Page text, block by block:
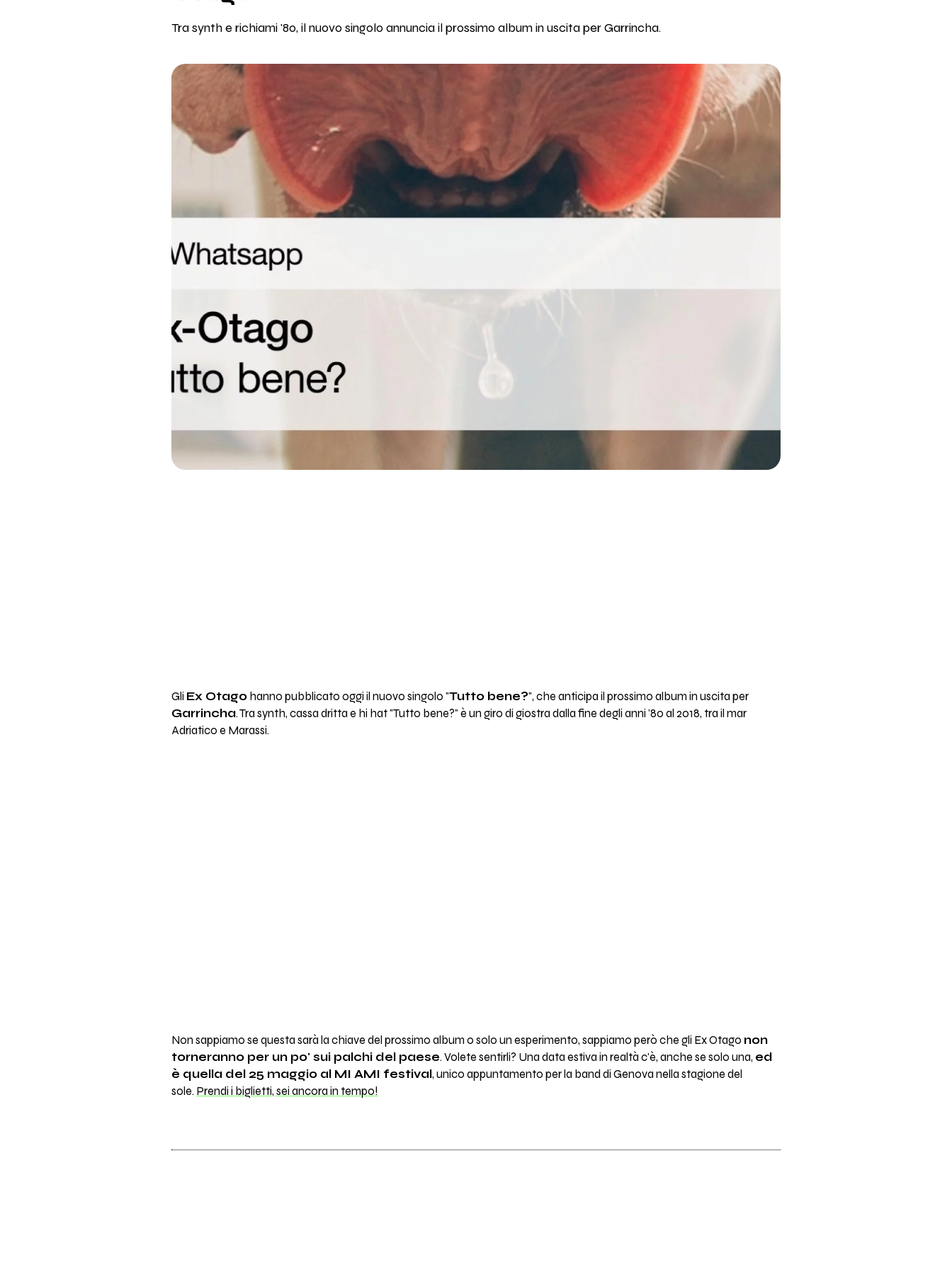
Tra synth e richiami '80, il nuovo singolo annuncia il prossimo album in uscita per Garrincha.
Gli Ex Otagohanno pubblicato oggi il nuovo singolo "Tutto bene?", che anticipa il prossimo album in uscita per
Garrincha. Tra synth, cassa dritta e hi hat "Tutto bene?" è un giro di giostra dalla fine degli anni '80 al 2018, tra il mar
Adriatico e Marassi.
Non sappiamo se questa sarà la chiave del prossimo album o solo un esperimento, sappiamo però che gli Ex Otago non
torneranno per un po' sui palchi del paese. Volete sentirli? Una data estiva in realtà c'è, anche se solo una, ed
è quella del 25 maggio al MI AMI festival, unico appuntamento per la band di Genova nella stagione del
sole. Prendi i biglietti, sei ancora in tempo!